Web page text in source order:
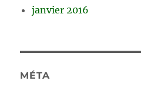
janvier 2016
MÉTA